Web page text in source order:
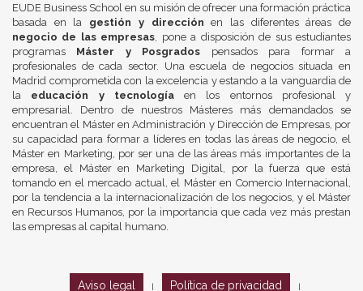
EUDE Business School en su misión de ofrecer una formación práctica
basada en la gestión y dirección en las diferentes áreas de
negocio de las empresas , pone a disposición de sus estudiantes
programas Máster y Posgrados pensados para formar a
profesionales de cada sector. Una escuela de negocios situada en
Madrid comprometida con la excelencia y estando a la vanguardia de
la educación y tecnologíaen los entornos profesional y
empresarial. Dentro de nuestros Másteres más demandados se
encuentran el Máster en Administración y Dirección de Empresas, por
su capacidad para formar a líderes en todas las áreas de negocio, el
Máster en Marketing, por ser una de las áreas más importantes de la
empresa, el Máster en Marketing Digital, por la fuerza que está
tomando en el mercado actual, el Máster en Comercio Internacional,
por la tendencia a la internacionalización de los negocios, y el Máster
en Recursos Humanos, por la importancia que cada vez más prestan
las empresas al capital humano.
Aviso legal Política de privacidad